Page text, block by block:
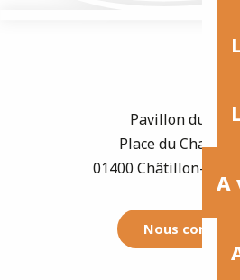
A
Pavillon du
Place du Champ
01400 Châtillon-sur-
Nous contacter